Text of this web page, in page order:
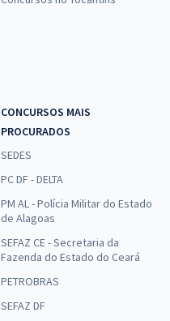
CONCURSOS MAIS
PROCURADOS
SEDES
PC DF - DELTA
PM AL - Polícia Militar do Estado
de Alagoas
SEFAZ CE - Secretaria da
Fazenda do Estado do Ceará
PETROBRAS
SEFAZ DF